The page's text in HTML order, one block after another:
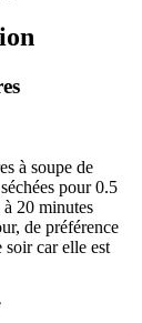
à soupe de
pour 0.5
20 minutes
de préférence
soir car elle est